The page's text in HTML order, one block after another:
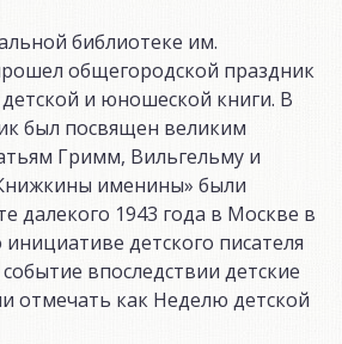
библиотеке им.
общегородской праздник
и юношеской книги. В
был посвящен великим
Гримм, Вильгельму и
именины» были
далекого 1943 года в Москве в
детского писателя
впоследствии детские
отмечать как Неделю детской